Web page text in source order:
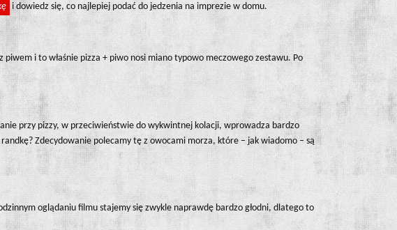
i dowiedz się, co najlepiej podać do jedzenia na imprezie w domu.
piwem i to właśnie pizza + piwo nosi miano typowo meczowego zestawu. Po
przy pizzy, w przeciwieństwie do wykwintnej kolacji, wprowadza bardzo
Zdecydowanie polecamy tę z owocami morza, które – jak wiadomo – są
oglądaniu filmu stajemy się zwykle naprawdę bardzo głodni, dlatego to